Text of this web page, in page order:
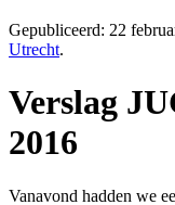
Gepubliceerd: 22
Utrecht.
Verslag
2016
Vanavond hadden we